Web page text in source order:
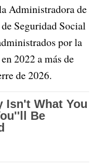
Administradora de
Seguridad Social
por la
2022 a más de
de 2026.